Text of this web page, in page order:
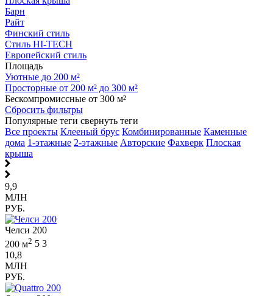
Барн
Райт
Финский стиль
Стиль HI-TECH
Европейский стиль
Площадь
Уютные до 200 м²
Просторные от 200 м² до 300 м²
Бескомпромиссные от 300 м²
Сбросить фильтры
Популярные теги свернуть теги
Все проекты Клееный брус Комбинированные Каменные
дома 1-этажные 2-этажные Авторские Фахверк Плоская
крыша
9,9
МЛН
РУБ.
Челси 200
200 м2 5 3
10,8
МЛН
РУБ.